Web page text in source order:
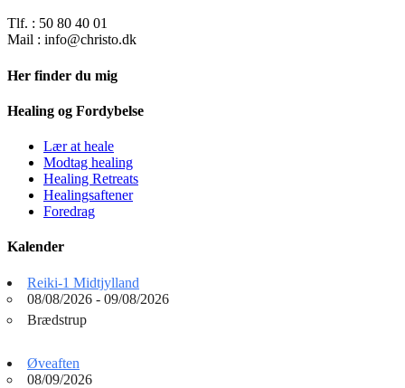
Tlf. : 50 80 40 01
Mail : info@christo.dk
Her finder du mig
Healing og Fordybelse
Lær at heale
Modtag healing
Healing Retreats
Healingsaftener
Foredrag
Kalender
Reiki-1 Midtjylland
08/08/2026 - 09/08/2026
Brædstrup
Øveaften
08/09/2026